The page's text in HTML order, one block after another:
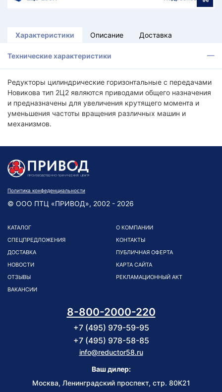
Характеристики Описание Доставка
Технические характеристики
Редукторы цилиндрические горизонтальные с передачами
Новикова тип 2Ц2 являются приводами общего назначения
и предназначены для увеличения крутящего момента и
уменьшения частоты вращения различных машин и
механизмов.
Политика конфеденциальности
© ООО ПТЦ «ПРИВОД», 2002 - 2026
КАТАЛОГ
СПЕЦПРЕДЛОЖЕНИЯ
ДОСТАВКА
НОВОСТИ
ОТЗЫВЫ
ВАКАНСИИ
О КОМПАНИИ
КОНТАКТЫ
ПУБЛИЧНАЯ ОФЕРТА
КАРТА САЙТА
РЕКЛАМАЦИОННЫЙ АКТ
8-800-2000-220
+7 (495) 979-59-95
+7 (495) 978-58-85
info@reductor58.ru
Ваш дилер:
Москва, Ленинградский проспект, стр. 80К21